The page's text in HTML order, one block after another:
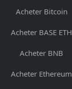
Acheter Bitcoin
Acheter BASE ETH
Acheter BNB
Acheter Ethereum